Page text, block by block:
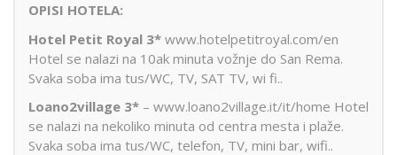
OPISI HOTELA:
Hotel Petit Royal 3* www.hotelpetitroyal.com/en
Hotel se nalazi na 10ak minuta vožnje do San Rema.
Svaka soba ima tus/WC, TV, SAT TV, wi fi..
Loano2village 3* – www.loano2village.it/it/home Hotel
se nalazi na nekoliko minuta od centra mesta i plaže.
Svaka soba ima tus/WC, telefon, TV, mini bar, wifi..